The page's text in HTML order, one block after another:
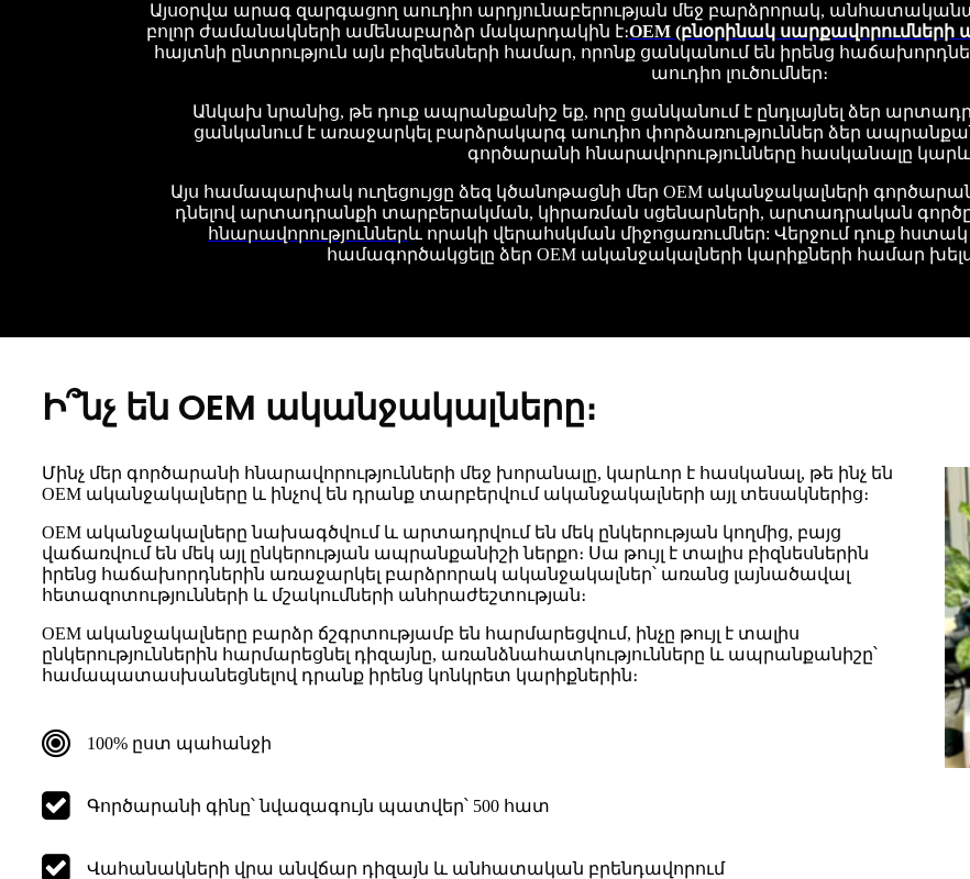
Այսօրվա արագ զարգացող աուդիո արդյունաբերության մեջ բարձրորակ,
բոլոր ժամանակների ամենաբարձր մակարդակին է։OEM (բնօրինակ
հայտնի ընտրություն այն բիզնեսների համար, որոնք ցանկանում են իրենց
աուդիո լուծումներ։
Անկախ նրանից, թե դուք ապրանքանիշ եք, որը ցանկանում է ընդլայնել ձեր
ցանկանում է առաջարկել բարձրակարգ աուդիո փորձառություններ ձեր
գործարանի հնարավորությունները հասկանալը
Այս համապարփակ ուղեցույցը ձեզ կծանոթացնի մեր OEM ականջակալների
դնելով արտադրանքի տարբերակման, կիրառման սցենարների, արտադրական
հնարավորություններև որակի վերահսկման միջոցառումներ: Վերջում դուք
համագործակցելը ձեր OEM ականջակալների կարիքների համար
Ի՞նչ են OEM ականջակալները։
Մինչ մեր գործարանի հնարավորությունների մեջ խորանալը, կարևոր է հասկանալ, թե ինչ են
OEM ականջակալները և ինչով են դրանք տարբերվում ականջակալների այլ տեսակներից։
OEM ականջակալները նախագծվում և արտադրվում են մեկ ընկերության կողմից, բայց
վաճառվում են մեկ այլ ընկերության ապրանքանիշի ներքո։ Սա թույլ է տալիս բիզնեսներին
իրենց հաճախորդներին առաջարկել բարձրորակ ականջակալներ՝ առանց լայնածավալ
հետազոտությունների և մշակումների անհրաժեշտության։
OEM ականջակալները բարձր ճշգրտությամբ են հարմարեցվում, ինչը թույլ է տալիս
ընկերություններին հարմարեցնել դիզայնը, առանձնահատկությունները և ապրանքանիշը՝
համապատասխանեցնելով դրանք իրենց կոնկրետ կարիքներին։
100% ըստ պահանջի
Գործարանի գինը՝ նվազագույն պատվեր՝ 500 հատ
Վահանակների վրա անվճար դիզայն և անհատական ​​բրենդավորում